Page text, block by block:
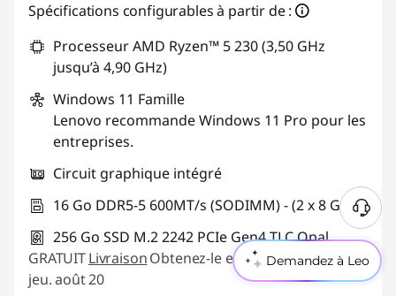
Demandez à Leo
Spécifications configurables à partir de :
Processeur AMD Ryzen™ 5 230 (3,50 GHz
jusqu’à 4,90 GHz)
Windows 11 Famille
Lenovo recommande Windows 11 Pro pour les
entreprises.
Circuit graphique intégré
16 Go DDR5-5 600MT/s (SODIMM) - (2 x 8 Go)
256 Go SSD M.2 2242 PCIe Gen4 TLC Opal
GRATUITLivraisonObtenez-le entre mar. août 18 et
jeu. août 20
B
e
s
o